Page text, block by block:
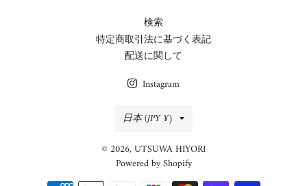
検索
特定商取引法に基づく表記
配送に関して
Instagram
国/
地
域
日本 (JPY ¥)
© 2026, UTSUWA HIYORI
Powered by Shopify